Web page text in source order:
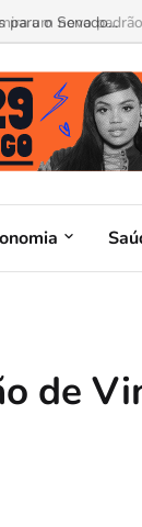
um novo
de